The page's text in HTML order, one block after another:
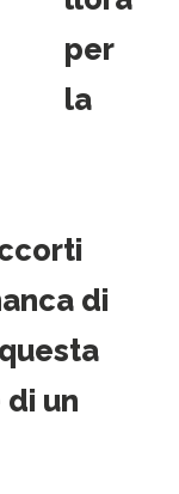
per
la
di
un